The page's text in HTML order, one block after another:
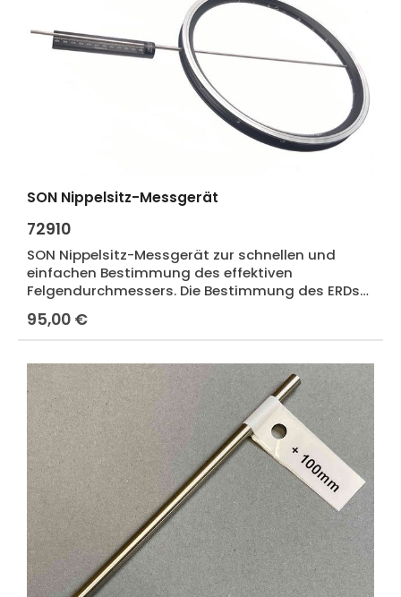
SON Nippelsitz-Messgerät
72910
SON Nippelsitz-Messgerät zur schnellen und
einfachen Bestimmung des effektiven
Felgendurchmessers. Die Bestimmung des ERDs
der Felge wird dadurch zum Kinderspiel. Perfektes
Werkzeug für den ambitionierten Laufradbauer.
Regulärer Preis:
95,00 €